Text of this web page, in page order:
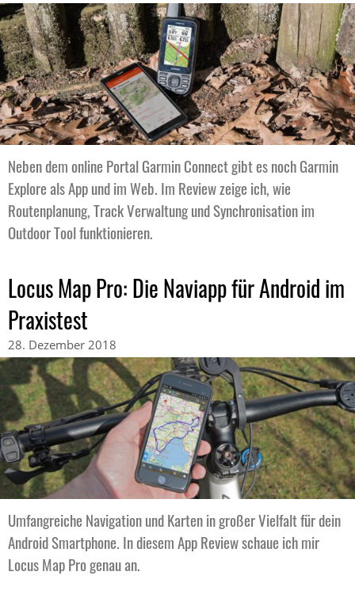
Neben dem online Portal Garmin Connect gibt es noch Garmin
Explore als App und im Web. Im Review zeige ich, wie
Routenplanung, Track Verwaltung und Synchronisation im
Outdoor Tool funktionieren.
Locus Map Pro: Die Naviapp für Android im
Praxistest
28. Dezember 2018
Umfangreiche Navigation und Karten in großer Vielfalt für dein
Android Smartphone. In diesem App Review schaue ich mir
Locus Map Pro genau an.